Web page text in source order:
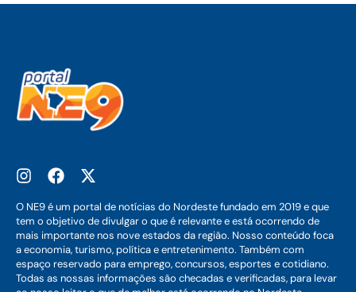
O NE9 é um portal de notícias do Nordeste fundado em 2019 e que
tem o objetivo de divulgar o que é relevante e está ocorrendo de
mais importante nos nove estados da região. Nosso conteúdo foca
a economia, turismo, política e entretenimento. Também com
espaço reservado para emprego, concursos, esportes e cotidiano.
Todas as nossas informações são checadas e verificadas, para levar